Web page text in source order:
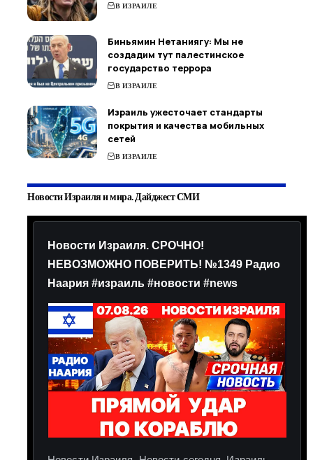
В ИЗРАИЛЕ
Биньямин Нетаниягу: Мы не
создадим тут палестинское
государство террора
В ИЗРАИЛЕ
Израиль ужесточает стандарты
покрытия и качества мобильных
сетей
В ИЗРАИЛЕ
Новости Израиля и мира. Дайджест СМИ